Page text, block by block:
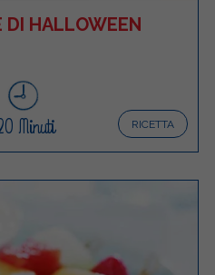
DI HALLOWEEN
RICETTA
Minuti